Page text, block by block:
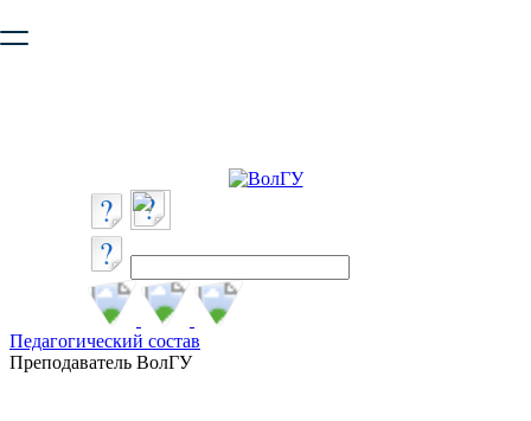
безопасную работу с сайтом. Пожалуйста
Педагогический состав
Преподаватель ВолГУ